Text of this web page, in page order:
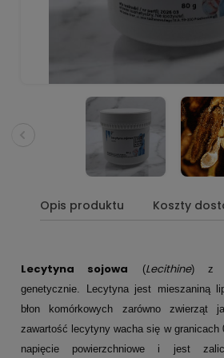
Opis produktu Koszty
Lecytyna sojowa (Lecithine) z
genetycznie. Lecytyna jest mieszaniną
błon komórkowych zarówno
zawartość lecytyny wacha się w granicach
napięcie powierzchniowe i jest